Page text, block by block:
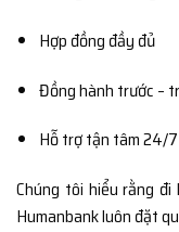
Hợp đồng đầy đủ
Đồng hành trước –
Hỗ trợ tận tâm 24/7
Chúng tôi hiểu rằng
Humanbank luôn đặt